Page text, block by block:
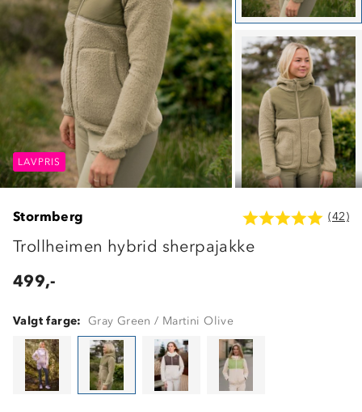
LAVPRIS LAVPRIS
LAVPRIS
Stormberg (42)
Trollheimen hybrid sherpajakke
499,-
Valgt farge: Gray Green / Martini Olive